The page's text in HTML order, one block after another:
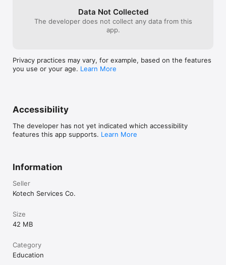
Data Not Collected
The developer does not collect any data from this
app.
Privacy practices may vary, for example, based on the features
you use or your age. Learn More
Accessibility
The developer has not yet indicated which accessibility
features this app supports. Learn More
Information
Seller
Kotech Services Co.
Size
42 MB
Category
Education